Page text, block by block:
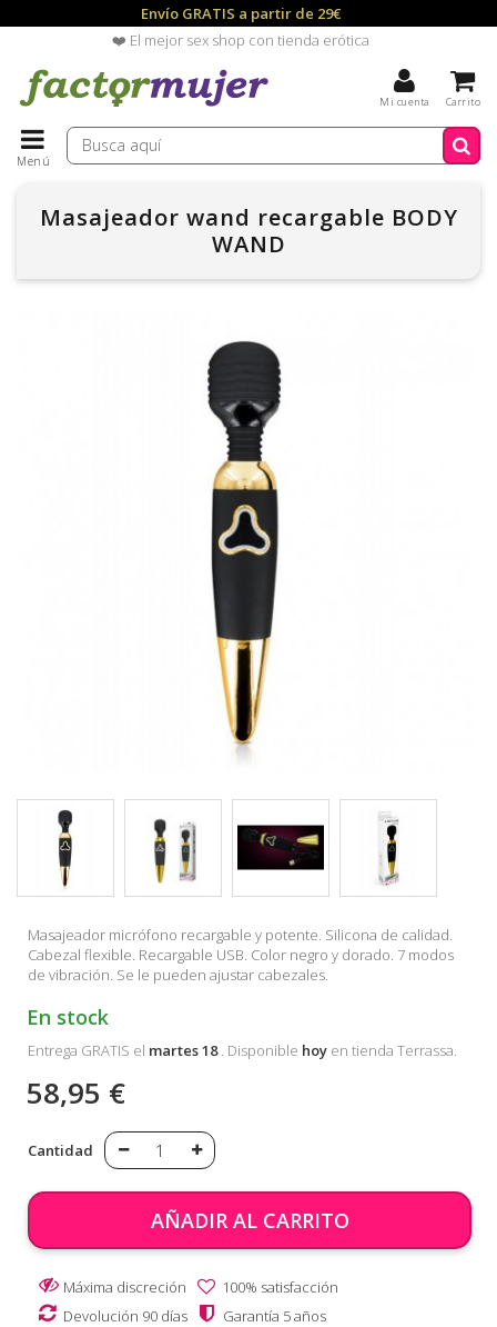
Envío GRATIS a partir de 29€
❤️ El mejor sex shop con tienda erótica
Carrito
Mi cuenta
Menú
Masajeador wand recargable BODY
WAND
Masajeador micrófono recargable y potente. Silicona de calidad.
Cabezal flexible. Recargable USB. Color negro y dorado. 7 modos
de vibración. Se le pueden ajustar cabezales.
En stock
Entrega GRATIS el martes 18 . Disponible hoy en tienda Terrassa.
58,95 €
Cantidad
AÑADIR AL CARRITO
Máxima discreción
100% satisfacción
Devolución 90 días
Garantía 5 años